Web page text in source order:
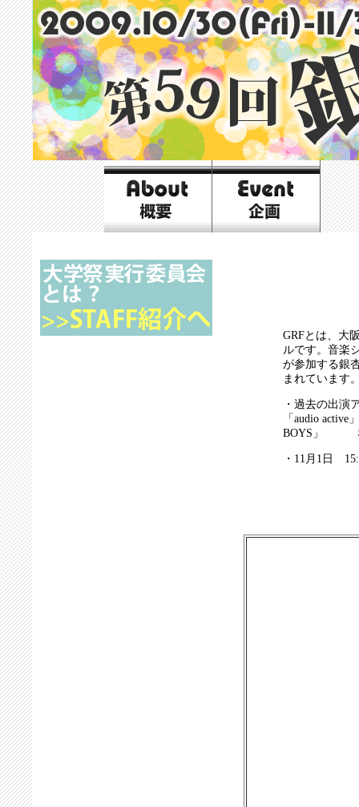
GRFとは、大
ルです。音楽
が参加する銀
まれています
・過去の出演
「audio
BOYS」
・11月1日